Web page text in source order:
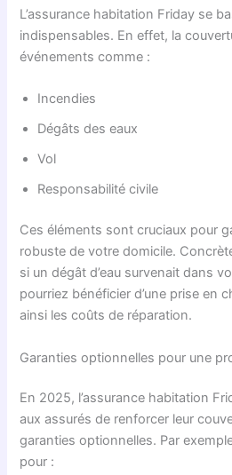
L’assurance habitation Friday se
indispensables. En effet, la
événements comme :
Incendies
Dégâts des eaux
Vol
Responsabilité civile
Ces éléments sont cruciaux pour
robuste de votre domicile.
si un dégât d’eau survenait dans
pourriez bénéficier d’une prise en
ainsi les coûts de réparation.
Garanties optionnelles pour une
En 2025, l’assurance habitation
aux assurés de renforcer leur
garanties optionnelles. Par
pour :